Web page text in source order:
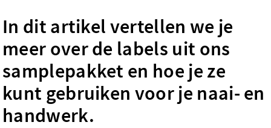
In dit artikel vertellen we je
meer over de labels uit ons
samplepakket en hoe je ze
kunt gebruiken voor je naai- en
handwerk.